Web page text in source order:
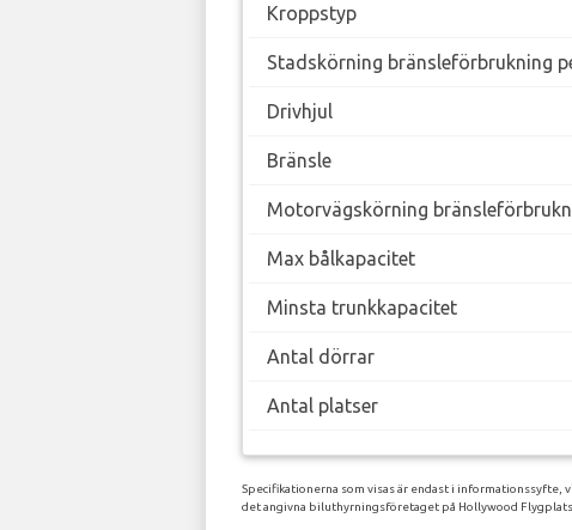
Kroppstyp
Stadskörning bränsleförbrukning
Drivhjul
Bränsle
Motorvägskörning
Max bålkapacitet
Minsta trunkkapacitet
Antal dörrar
Antal platser
Specifikationerna som visas är endast i informationssyfte,
det angivna biluthyrningsföretaget på Hollywood Flygplats.